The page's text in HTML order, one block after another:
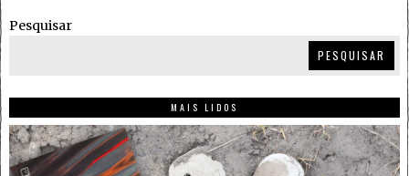
Pesquisar
PESQUISAR
MAIS LIDOS